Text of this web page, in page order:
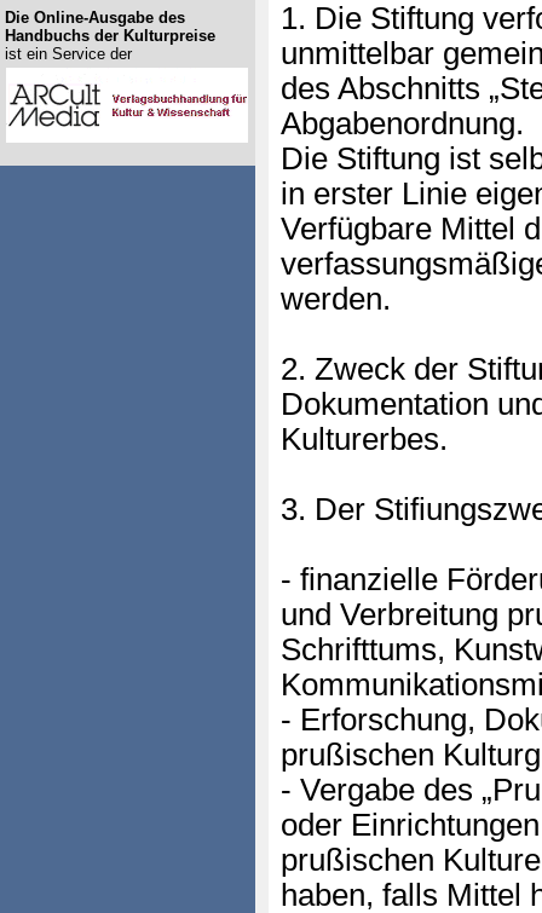
1. Die Stiftung
unmittelbar
des Abschnitts
Abgabenordnung.
Die Stiftung ist
in erster Linie
Verfügbare Mittel
werden.
2. Zweck der
Dokumentation
Kulturerbes.
3. Der
- finanzielle
und Verbreitung
Schrifttums,
- Erforschung,
prußischen
- Vergabe des
oder
prußischen
haben, falls Mittel
Die Online-Ausgabe des
Handbuchs der Kulturpreise
ist ein Service der